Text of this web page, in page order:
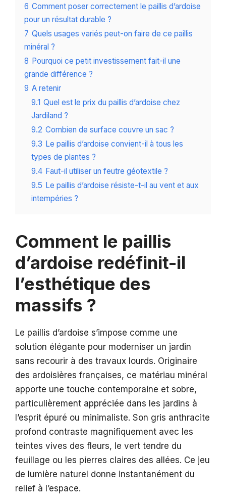
6 Comment poser correctement le paillis d’ardoise
pour un résultat durable ?
7 Quels usages variés peut-on faire de ce paillis
minéral ?
8 Pourquoi ce petit investissement fait-il une
grande différence ?
9 A retenir
9.1 Quel est le prix du paillis d’ardoise chez
Jardiland ?
9.2 Combien de surface couvre un sac ?
9.3 Le paillis d’ardoise convient-il à tous les
types de plantes ?
9.4 Faut-il utiliser un feutre géotextile ?
9.5 Le paillis d’ardoise résiste-t-il au vent et aux
intempéries ?
Comment le paillis
d’ardoise redéfinit-il
l’esthétique des
massifs ?
Le paillis d’ardoise s’impose comme une
solution élégante pour moderniser un jardin
sans recourir à des travaux lourds. Originaire
des ardoisières françaises, ce matériau minéral
apporte une touche contemporaine et sobre,
particulièrement appréciée dans les jardins à
l’esprit épuré ou minimaliste. Son gris anthracite
profond contraste magnifiquement avec les
teintes vives des fleurs, le vert tendre du
feuillage ou les pierres claires des allées. Ce jeu
de lumière naturel donne instantanément du
relief à l’espace.